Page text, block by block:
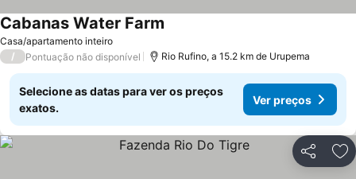
Casa/apartamento inteiro
Cabanas Water Farm
/ Pontuação não disponível Rio Rufino, a 15.2 km de Urupema
Selecione as datas para ver os preços
exatos.
Ver preços
Partilhar